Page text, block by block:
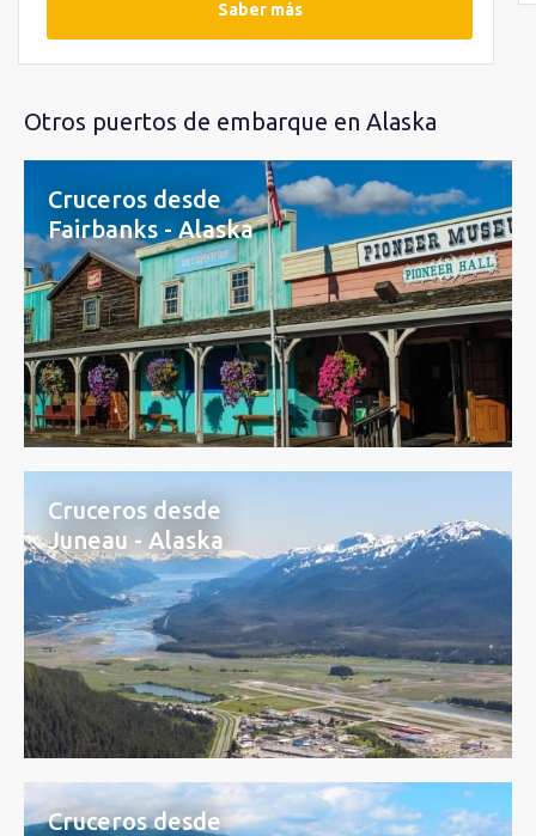
Saber más
Otros puertos de embarque en Alaska
Cruceros desde
Fairbanks - Alaska
Cruceros desde
Juneau - Alaska
Cruceros desde